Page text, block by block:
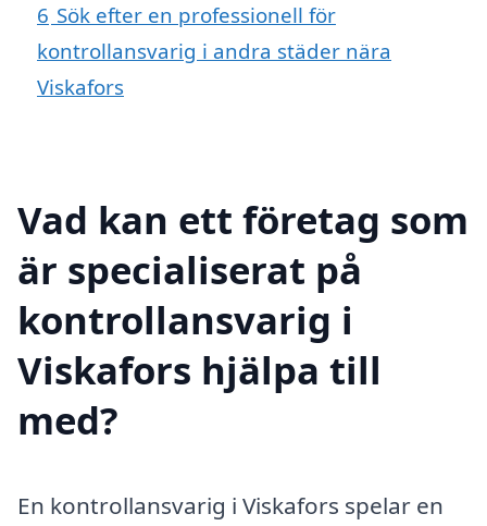
6 Sök efter en professionell för
kontrollansvarig i andra städer nära
Viskafors
Vad kan ett företag som
är specialiserat på
kontrollansvarig i
Viskafors hjälpa till
med?
En kontrollansvarig i Viskafors spelar en